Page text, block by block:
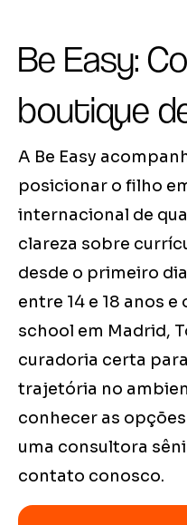
Be Easy:
boutique
A Be Easy
posicionar o filho
internacional de
clareza sobre
desde o primeiro
entre 14 e 18 anos
school em Madrid,
curadoria certa
trajetória no
conhecer as
uma consultora
contato conosco.